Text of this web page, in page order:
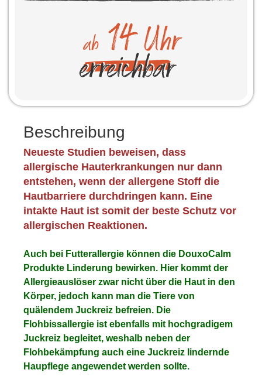
Beschreibung
Neueste Studien beweisen, dass
allergische Hauterkrankungen nur dann
entstehen, wenn der allergene Stoff die
Hautbarriere durchdringen kann. Eine
intakte Haut ist somit der beste Schutz vor
allergischen Reaktionen.
Auch bei Futterallergie können die DouxoCalm
Produkte Linderung bewirken. Hier kommt der
Allergieauslöser zwar nicht über die Haut in den
Körper, jedoch kann man die Tiere von
quälendem Juckreiz befreien. Die
Flohbissallergie ist ebenfalls mit hochgradigem
Juckreiz begleitet, weshalb neben der
Flohbekämpfung auch eine Juckreiz lindernde
Haupflege angewendet werden sollte.